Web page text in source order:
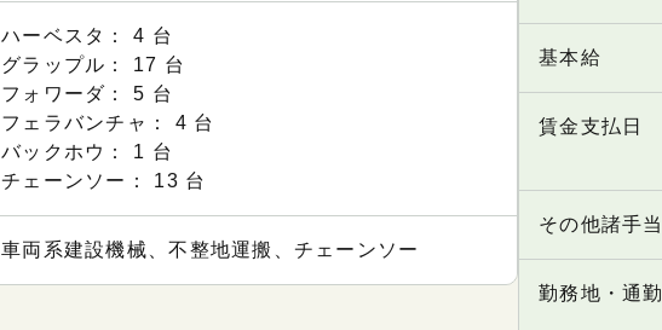
ハーベスタ： 4 台
グラップル： 17 台
フォワーダ： 5 台
フェラバンチャ： 4 台
バックホウ： 1 台
チェーンソー： 13 台
車両系建設機械、不整地運搬、チェーンソー
基本給
賃金支払日
その他諸手当
勤務地・通勤